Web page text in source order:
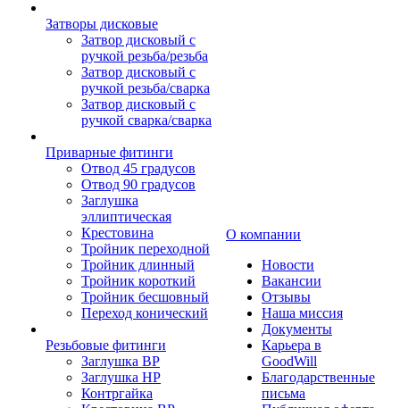
Затворы дисковые
Затвор дисковый с
ручкой резьба/резьба
Затвор дисковый с
ручкой резьба/сварка
Затвор дисковый с
ручкой сварка/сварка
Приварные фитинги
Отвод 45 градусов
Отвод 90 градусов
Заглушка
эллиптическая
Крестовина
Тройник переходной
Тройник длинный
Тройник короткий
Тройник бесшовный
Переход конический
Резьбовые фитинги
Заглушка ВР
Заглушка НР
Контргайка
О компании
Новости
Вакансии
Отзывы
Наша миссия
Документы
Карьера в
GoodWill
Благодарственные
письма